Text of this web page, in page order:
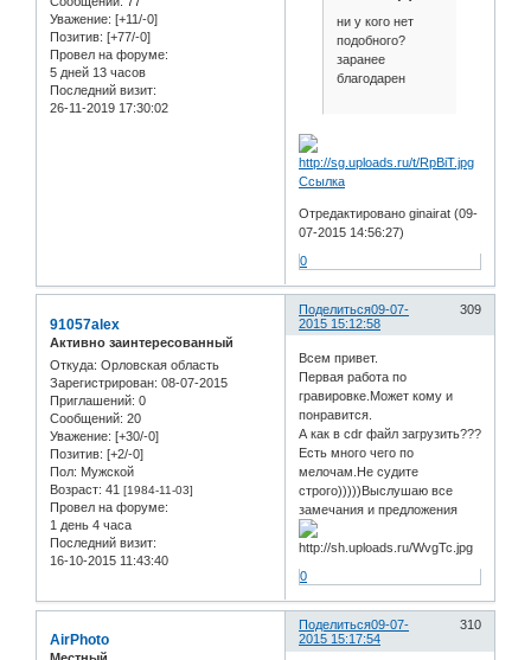
Уважение: [+11/-0]
Позитив: [+77/-0]
Провел на форуме:
5 дней 13 часов
Последний визит:
26-11-2019 17:30:02
ни у кого нет
подобного?
заранее
благодарен
Ссылка
Отредактировано ginairat (09-
07-2015 14:56:27)
0
Поделиться 309
09-07-
2015 15:12:58
91057alex
Активно заинтересованный
Откуда: Орловская область
Зарегистрирован: 08-07-2015
Приглашений: 0
Сообщений: 20
Уважение: [+30/-0]
Позитив: [+2/-0]
Пол: Мужской
Возраст: 41 [1984-11-03]
Провел на форуме:
1 день 4 часа
Последний визит:
16-10-2015 11:43:40
Всем привет.
Первая работа по
гравировке.Может кому и
понравится.
А как в cdr файл загрузить???
Есть много чего по
мелочам.Не судите
строго)))))Выслушаю все
замечания и предложения
0
Поделиться 310
09-07-
2015 15:17:54
AirPhoto